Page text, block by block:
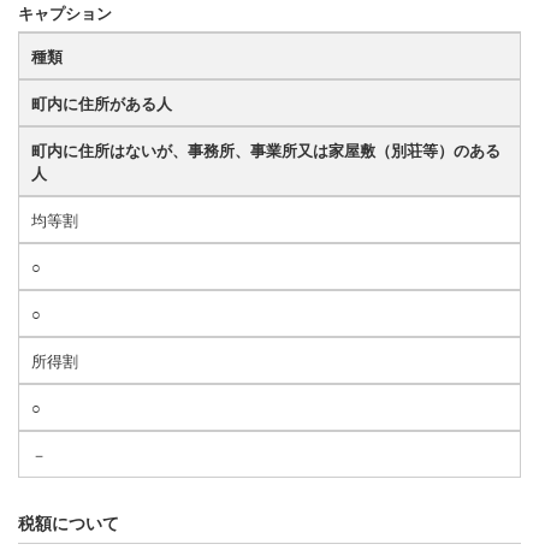
キャプション
種類
町内に住所がある人
町内に住所はないが、事務所、事業所又は家屋敷（別荘等）のある
人
均等割
○
○
所得割
○
－
税額について